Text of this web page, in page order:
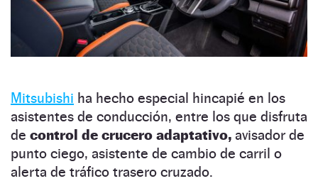
Mitsubishi ha hecho especial hincapié en los
asistentes de conducción, entre los que disfruta
de control de crucero adaptativo, avisador de
punto ciego, asistente de cambio de carril o
alerta de tráfico trasero cruzado.